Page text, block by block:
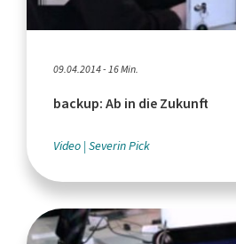
09.04.2014 - 16 Min.
backup: Ab in die Zukunft
Video Severin Pick